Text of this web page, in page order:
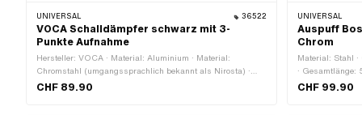
UNIVERSAL 36522
VOCA Schalldämpfer schwarz mit 3-
Punkte Aufnahme
Hersteller: VOCA · Material: Aluminium · Material:
Chromstahl (umgangssprachlich bekannt als Nirosta) ·
Oberfläche: eloxiert · Farbe: schwarz · Ø Schalldämpfer:
CHF 89.90
UNIVERSAL
Auspuff
Chrom
Material: Stahl
· Gesamtlänge:
60 mm · Ø
CHF 99.90